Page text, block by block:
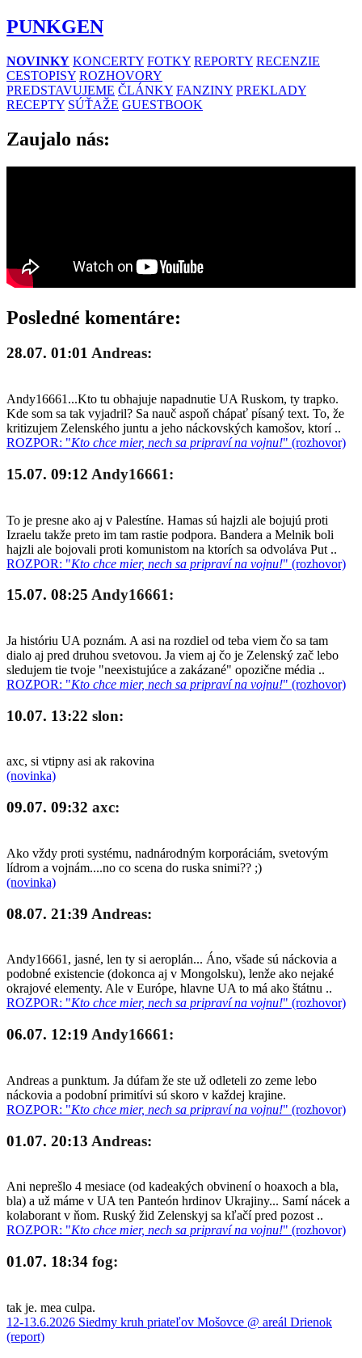
PUNKGEN
NOVINKY KONCERTY FOTKY REPORTY RECENZIE
CESTOPISY ROZHOVORY
PREDSTAVUJEME ČLÁNKY FANZINY PREKLADY
RECEPTY SÚŤAŽE GUESTBOOK
Zaujalo nás:
Posledné komentáre:
28.07. 01:01 Andreas:
Andy16661...Kto tu obhajuje napadnutie UA Ruskom, ty trapko.
Kde som sa tak vyjadril? Sa nauč aspoň chápať písaný text. To, že
kritizujem Zelenského juntu a jeho náckovských kamošov, ktorí ..
ROZPOR: "Kto chce mier, nech sa pripraví na vojnu!" (rozhovor)
15.07. 09:12 Andy16661:
To je presne ako aj v Palestíne. Hamas sú hajzli ale bojujú proti
Izraelu takže preto im tam rastie podpora. Bandera a Melnik boli
hajzli ale bojovali proti komunistom na ktorích sa odvoláva Put ..
ROZPOR: "Kto chce mier, nech sa pripraví na vojnu!" (rozhovor)
15.07. 08:25 Andy16661:
Ja históriu UA poznám. A asi na rozdiel od teba viem čo sa tam
dialo aj pred druhou svetovou. Ja viem aj čo je Zelenský zač lebo
sledujem tie tvoje "neexistujúce a zakázané" opozične média ..
ROZPOR: "Kto chce mier, nech sa pripraví na vojnu!" (rozhovor)
10.07. 13:22 slon:
axc, si vtipny asi ak rakovina
(novinka)
09.07. 09:32 axc:
Ako vždy proti systému, nadnárodným korporáciám, svetovým
lídrom a vojnám....no co scena do ruska snimi?? ;)
(novinka)
08.07. 21:39 Andreas:
Andy16661, jasné, len ty si aeroplán... Áno, všade sú náckovia a
podobné existencie (dokonca aj v Mongolsku), lenže ako nejaké
okrajové elementy. Ale v Európe, hlavne UA to má ako štátnu ..
ROZPOR: "Kto chce mier, nech sa pripraví na vojnu!" (rozhovor)
06.07. 12:19 Andy16661:
Andreas a punktum. Ja dúfam že ste už odleteli zo zeme lebo
náckovia a podobní primitívi sú skoro v každej krajine.
ROZPOR: "Kto chce mier, nech sa pripraví na vojnu!" (rozhovor)
01.07. 20:13 Andreas:
Ani neprešlo 4 mesiace (od kadeakých obvinení o hoaxoch a bla,
bla) a už máme v UA ten Panteón hrdinov Ukrajiny... Samí nácek a
kolaborant v ňom. Ruský žid Zelenskyj sa kľačí pred pozost ..
ROZPOR: "Kto chce mier, nech sa pripraví na vojnu!" (rozhovor)
01.07. 18:34 fog:
tak je. mea culpa.
12-13.6.2026 Siedmy kruh priateľov Mošovce @ areál Drienok
(report)